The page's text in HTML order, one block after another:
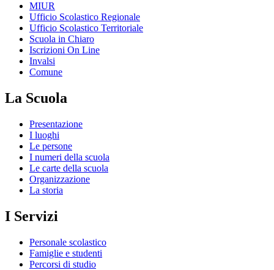
MIUR
Ufficio Scolastico Regionale
Ufficio Scolastico Territoriale
Scuola in Chiaro
Iscrizioni On Line
Invalsi
Comune
La Scuola
Presentazione
I luoghi
Le persone
I numeri della scuola
Le carte della scuola
Organizzazione
La storia
I Servizi
Personale scolastico
Famiglie e studenti
Percorsi di studio